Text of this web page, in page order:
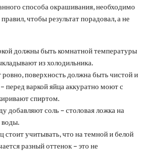
способа окрашивания, необходимо
чтобы результат порадовал, а не
должны быть комнатной температуры
из холодильника.
ровно, поверхность должна быть чистой и
перед варкой яйца аккуратно моют с
спиртом.
добавляют соль – столовая ложка на
воды.
стоит учитывать, что на темной и белой
разный оттенок – это не